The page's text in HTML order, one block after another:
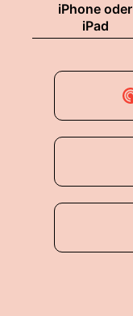
iPhone oder
iPad